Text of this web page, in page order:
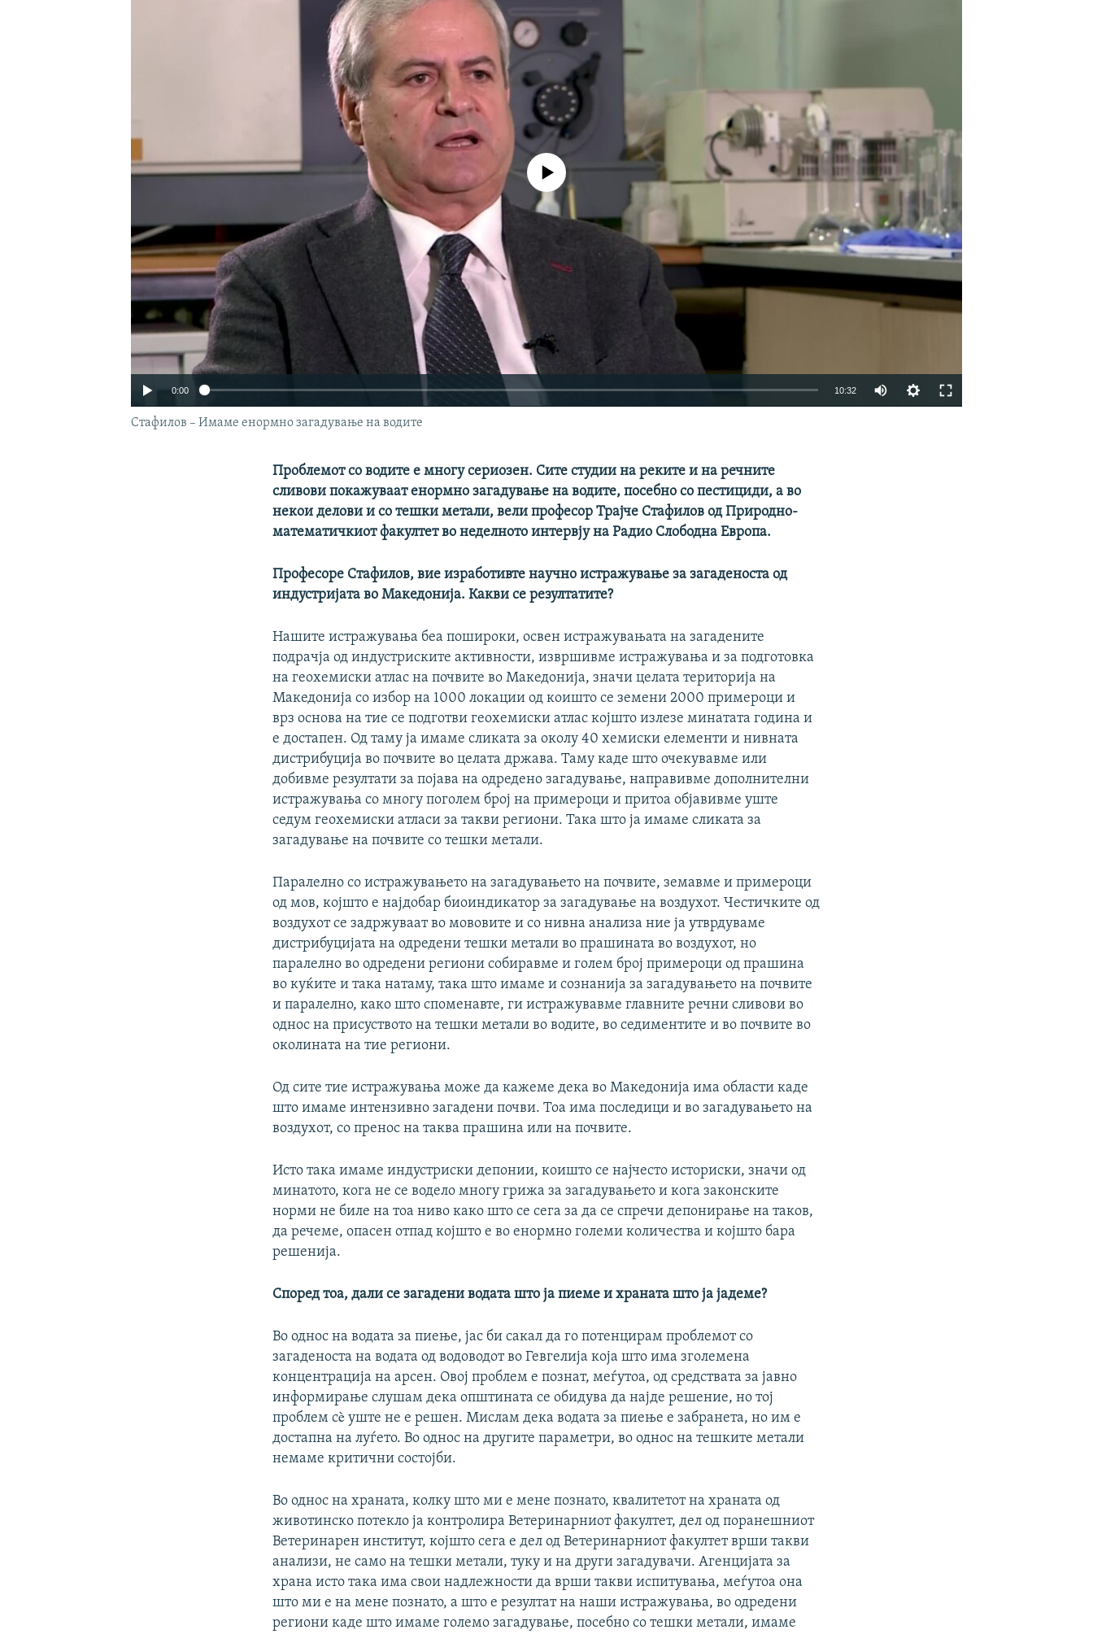
No media source currently available
0:00 10:32
Стафилов – Имаме енормно загадување на водите
Проблемот со водите е многу сериозен. Сите студии на реките и на речните
сливови покажуваат енормно загадување на водите, посебно со пестициди, а во
некои делови и со тешки метали, вели професор Трајче Стафилов од Природно-
математичкиот факултет во неделното интервју на Радио Слободна Европа.
Професоре Стафилов, вие изработивте научно истражување за загаденоста од
индустријата во Македонија. Какви се резултатите?
Нашите истражувања беа пошироки, освен истражувањата на загадените
подрачја од индустриските активности, извршивме истражувања и за подготовка
на геохемиски атлас на почвите во Македонија, значи целата територија на
Македонија со избор на 1000 локации од коишто се земени 2000 примероци и
врз основа на тие се подготви геохемиски атлас којшто излезе минатата година и
е достапен. Од таму ја имаме сликата за околу 40 хемиски елементи и нивната
дистрибуција во почвите во целата држава. Таму каде што очекувавме или
добивме резултати за појава на одредено загадување, направивме дополнителни
истражувања со многу поголем број на примероци и притоа објавивме уште
седум геохемиски атласи за такви региони. Така што ја имаме сликата за
загадување на почвите со тешки метали.
Паралелно со истражувањето на загадувањето на почвите, земавме и примероци
од мов, којшто е најдобар биоиндикатор за загадување на воздухот. Честичките од
воздухот се задржуваат во мововите и со нивна анализа ние ја утврдуваме
дистрибуцијата на одредени тешки метали во прашината во воздухот, но
паралелно во одредени региони собиравме и голем број примероци од прашина
во куќите и така натаму, така што имаме и сознанија за загадувањето на почвите
и паралелно, како што споменавте, ги истражувавме главните речни сливови во
однос на присуството на тешки метали во водите, во седиментите и во почвите во
околината на тие региони.
Од сите тие истражувања може да кажеме дека во Македонија има области каде
што имаме интензивно загадени почви. Тоа има последици и во загадувањето на
воздухот, со пренос на таква прашина или на почвите.
Исто така имаме индустриски депонии, коишто се најчесто историски, значи од
минатото, кога не се водело многу грижа за загадувањето и кога законските
норми не биле на тоа ниво како што се сега за да се спречи депонирање на таков,
да речеме, опасен отпад којшто е во енормно големи количества и којшто бара
решенија.
Според тоа, дали се загадени водата што ја пиеме и храната што ја јадеме?
Во однос на водата за пиење, јас би сакал да го потенцирам проблемот со
загаденоста на водата од водоводот во Гевгелија која што има зголемена
концентрација на арсен. Овој проблем е познат, меѓутоа, од средствата за јавно
информирање слушам дека општината се обидува да најде решение, но тој
проблем сè уште не е решен. Мислам дека водата за пиење е забранета, но им е
достапна на луѓето. Во однос на другите параметри, во однос на тешките метали
немаме критични состојби.
Во однос на храната, колку што ми е мене познато, квалитетот на храната од
животинско потекло ја контролира Ветеринарниот факултет, дел од поранешниот
Ветеринарен институт, којшто сега е дел од Ветеринарниот факултет врши такви
анализи, не само на тешки метали, туку и на други загадувачи. Агенцијата за
храна исто така има свои надлежности да врши такви испитувања, меѓутоа она
што ми е на мене познато, а што е резултат на наши истражувања, во одредени
региони каде што имаме големо загадување, посебно со тешки метали, имаме